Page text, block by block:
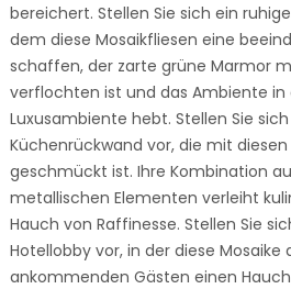
bereichert. Stellen Sie sich ein
dem diese Mosaikfliesen eine
schaffen, der zarte grüne Marmor
verflochten ist und das Ambiente in
Luxusambiente hebt. Stellen Sie
Küchenrückwand vor, die mit
geschmückt ist. Ihre Kombination
metallischen Elementen verleiht
Hauch von Raffinesse. Stellen Sie
Hotellobby vor, in der diese Mosaike
ankommenden Gästen einen